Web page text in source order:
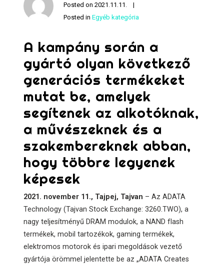
Posted on2021.11.11.
Posted inEgyéb kategória
A kampány során a
gyártó olyan következő
generációs termékeket
mutat be, amelyek
segítenek az alkotóknak,
a művészeknek és a
szakembereknek abban,
hogy többre legyenek
képesek
2021. november 11., Tajpej, Tajvan – Az ADATA
Technology (Tajvan Stock Exchange: 3260.TWO), a
nagy teljesítményű DRAM modulok, a NAND flash
termékek, mobil tartozékok, gaming termékek,
elektromos motorok és ipari megoldások vezető
gyártója örömmel jelentette be az „ADATA Creates